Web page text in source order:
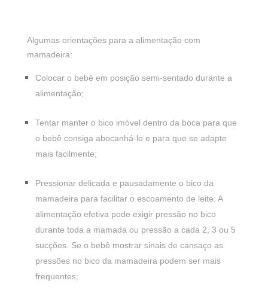
Algumas orientações para a alimentação com
mamadeira:
Colocar o bebê em posição semi-sentado durante a
alimentação;
Tentar manter o bico imóvel dentro da boca para que
o bebê consiga abocanhá-lo e para que se adapte
mais facilmente;
Pressionar delicada e pausadamente o bico da
mamadeira para facilitar o escoamento de leite. A
alimentação efetiva pode exigir pressão no bico
durante toda a mamada ou pressão a cada 2, 3 ou 5
sucções. Se o bebê mostrar sinais de cansaço as
pressões no bico da mamadeira podem ser mais
frequentes;